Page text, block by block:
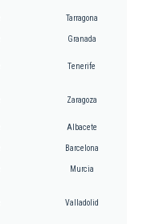
Tarragona
Granada
Tenerife
Zaragoza
Albacete
Barcelona
Murcia
Valladolid